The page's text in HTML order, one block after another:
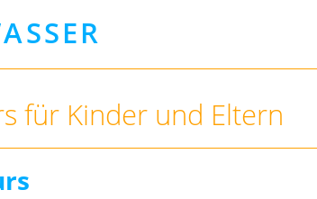
für Kinder und Eltern